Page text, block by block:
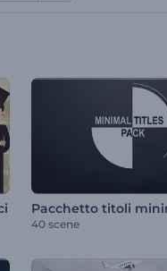
Pacchetto titoli
40 scene